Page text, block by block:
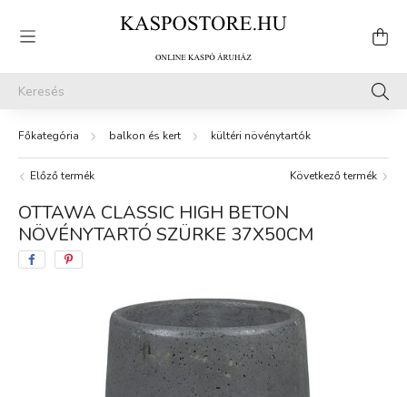
balkon és kert kültéri növénytartók
Előző termék Következő termék
OTTAWA CLASSIC HIGH BETON
NÖVÉNYTARTÓ SZÜRKE 37X50CM